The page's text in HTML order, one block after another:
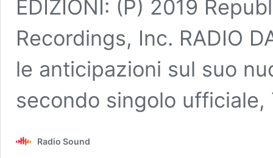
EDIZIONI: (P) 2019
Recordings, Inc. RADIO
le anticipazioni sul suo
secondo singolo
Radio Sound